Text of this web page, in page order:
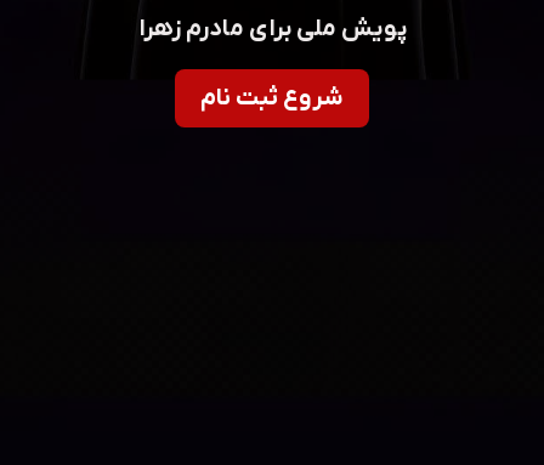
پویش ملی برای مادرم زهرا
شروع ثبت نام